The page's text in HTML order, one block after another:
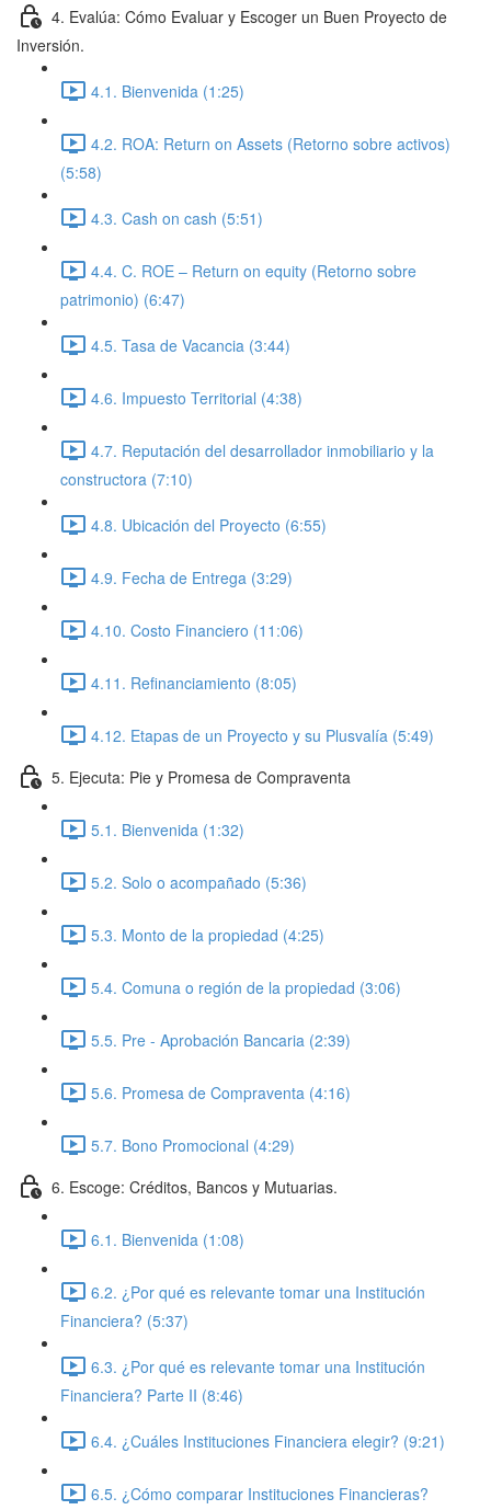
4. Evalúa: Cómo Evaluar y Escoger un Buen Proyecto de
Inversión.
4.1. Bienvenida (1:25)
4.2. ROA: Return on Assets (Retorno sobre activos)
(5:58)
4.3. Cash on cash (5:51)
4.4. C. ROE – Return on equity (Retorno sobre
patrimonio) (6:47)
4.5. Tasa de Vacancia (3:44)
4.6. Impuesto Territorial (4:38)
4.7. Reputación del desarrollador inmobiliario y la
constructora (7:10)
4.8. Ubicación del Proyecto (6:55)
4.9. Fecha de Entrega (3:29)
4.10. Costo Financiero (11:06)
4.11. Refinanciamiento (8:05)
4.12. Etapas de un Proyecto y su Plusvalía (5:49)
5. Ejecuta: Pie y Promesa de Compraventa
5.1. Bienvenida (1:32)
5.2. Solo o acompañado (5:36)
5.3. Monto de la propiedad (4:25)
5.4. Comuna o región de la propiedad (3:06)
5.5. Pre - Aprobación Bancaria (2:39)
5.6. Promesa de Compraventa (4:16)
5.7. Bono Promocional (4:29)
6. Escoge: Créditos, Bancos y Mutuarias.
6.1. Bienvenida (1:08)
6.2. ¿Por qué es relevante tomar una Institución
Financiera? (5:37)
6.3. ¿Por qué es relevante tomar una Institución
Financiera? Parte II (8:46)
6.4. ¿Cuáles Instituciones Financiera elegir? (9:21)
6.5. ¿Cómo comparar Instituciones Financieras?